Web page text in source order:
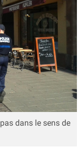
dans le sens de